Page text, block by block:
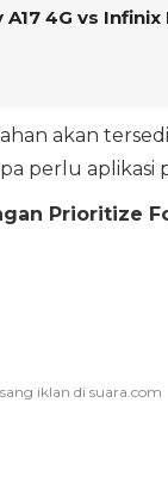
4G vs
akan
perlu aplikasi
Prioritize